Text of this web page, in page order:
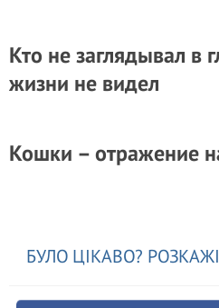
Кто не заглядывал в
жизни не видел
Кошки – отражение
БУЛО ЦІКАВО?